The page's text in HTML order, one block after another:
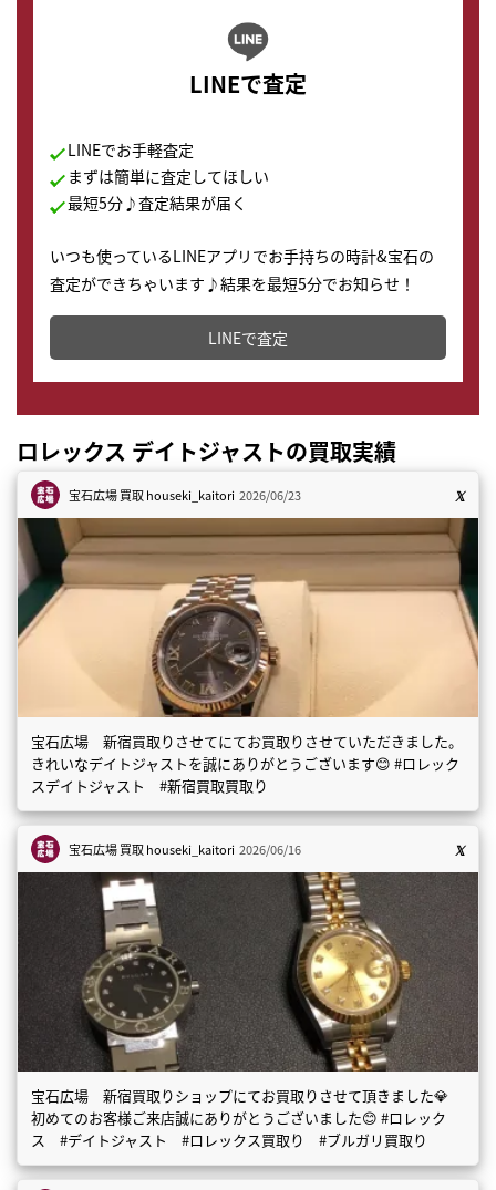
LINEで査定
LINEでお手軽査定
まずは簡単に査定してほしい
最短5分♪査定結果が届く
いつも使っているLINEアプリでお手持ちの時計&宝石の
査定ができちゃいます♪結果を最短5分でお知らせ！
どこからでもすぐに査定金額を知ることが出来ます。
LINEで査定
ロレックス デイトジャストの買取実績
宝石広場 買取houseki_kaitori 2026/06/23
宝石広場 新宿買取りさせてにてお買取りさせていただきました。
きれいなデイトジャストを誠にありがとうございます😊 #ロレック
スデイトジャスト #新宿買取買取り
宝石広場 買取houseki_kaitori 2026/06/16
宝石広場 新宿買取りショップにてお買取りさせて頂きました💎
初めてのお客様ご来店誠にありがとうございました😊 #ロレック
ス #デイトジャスト #ロレックス買取り #ブルガリ買取り